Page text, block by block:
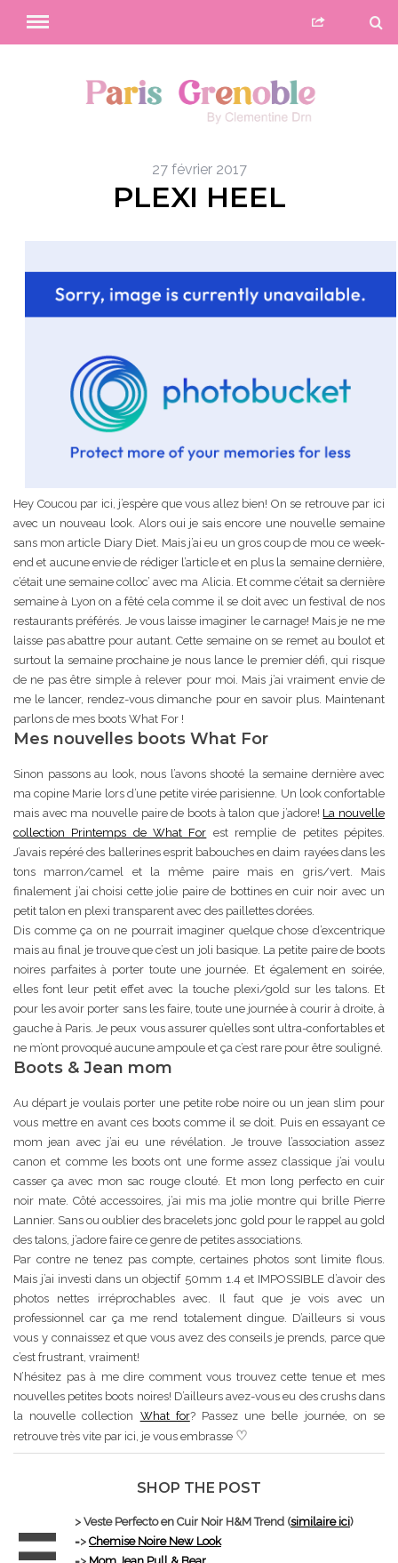
27 février 2017
PLEXI HEEL
Hey Coucou par ici, j’espère que vous allez bien! On se retrouve par ici
avec un nouveau look. Alors oui je sais encore une nouvelle semaine
sans mon article Diary Diet. Mais j’ai eu un gros coup de mou ce week-
end et aucune envie de rédiger l’article et en plus la semaine dernière,
c’était une semaine colloc’ avec ma Alicia. Et comme c’était sa dernière
semaine à Lyon on a fêté cela comme il se doit avec un festival de nos
restaurants préférés. Je vous laisse imaginer le carnage! Mais je ne me
laisse pas abattre pour autant. Cette semaine on se remet au boulot et
surtout la semaine prochaine je nous lance le premier défi, qui risque
de ne pas être simple à relever pour moi. Mais j’ai vraiment envie de
me le lancer, rendez-vous dimanche pour en savoir plus. Maintenant
parlons de mes boots What For !
Mes nouvelles boots What For
Sinon passons au look, nous l’avons shooté la semaine dernière avec
ma copine Marie lors d’une petite virée parisienne. Un look confortable
mais avec ma nouvelle paire de boots à talon que j’adore! La nouvelle
collection Printemps de What For est remplie de petites pépites.
J’avais repéré des ballerines esprit babouches en daim rayées dans les
tons marron/camel et la même paire mais en gris/vert. Mais
finalement j’ai choisi cette jolie paire de bottines en cuir noir avec un
petit talon en plexi transparent avec des paillettes dorées.
Dis comme ça on ne pourrait imaginer quelque chose d’excentrique
mais au final je trouve que c’est un joli basique. La petite paire de boots
noires parfaites à porter toute une journée. Et également en soirée,
elles font leur petit effet avec la touche plexi/gold sur les talons. Et
pour les avoir porter sans les faire, toute une journée à courir à droite, à
gauche à Paris. Je peux vous assurer qu’elles sont ultra-confortables et
ne m’ont provoqué aucune ampoule et ça c’est rare pour être souligné.
Boots & Jean mom
Au départ je voulais porter une petite robe noire ou un jean slim pour
vous mettre en avant ces boots comme il se doit. Puis en essayant ce
mom jean avec j’ai eu une révélation. Je trouve l’association assez
canon et comme les boots ont une forme assez classique j’ai voulu
casser ça avec mon sac rouge clouté. Et mon long perfecto en cuir
noir mate. Côté accessoires, j’ai mis ma jolie montre qui brille Pierre
Lannier. Sans ou oublier des bracelets jonc gold pour le rappel au gold
des talons, j’adore faire ce genre de petites associations.
Par contre ne tenez pas compte, certaines photos sont limite flous.
Mais j’ai investi dans un objectif 50mm 1.4 et IMPOSSIBLE d’avoir des
photos nettes irréprochables avec. Il faut que je vois avec un
professionnel car ça me rend totalement dingue. D’ailleurs si vous
vous y connaissez et que vous avez des conseils je prends, parce que
c’est frustrant, vraiment!
N’hésitez pas à me dire comment vous trouvez cette tenue et mes
nouvelles petites boots noires! D’ailleurs avez-vous eu des crushs dans
la nouvelle collection What for? Passez une belle journée, on se
retrouve très vite par ici, je vous embrasse ♡
SHOP THE POST
> Veste Perfecto en Cuir Noir H&M Trend (similaire ici)
=> Chemise Noire New Look